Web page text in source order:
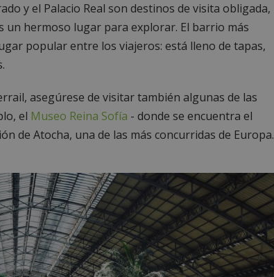
y el Palacio Real son destinos de visita obligada,
un hermoso lugar para explorar. El barrio más
popular entre los viajeros: está lleno de tapas,
asegúrese de visitar también algunas de las
el Museo Reina Sofía - donde se encuentra el
de Atocha, una de las más concurridas de Europa.